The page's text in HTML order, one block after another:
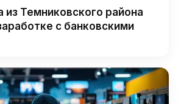
из Темниковского района
с банковскими